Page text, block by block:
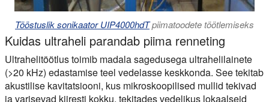
Tööstuslik sonikaator UIP4000hdTpiimatoodete töötlemiseks
Kuidas ultraheli parandab piima renneting
Ultrahelitöötlus toimib madala sagedusega ultrahelilainete
(>20 kHz) edastamise teel vedelasse keskkonda. See tekitab
akustilise kavitatsiooni, kus mikroskoopilised mullid tekivad
ja varisevad kiiresti kokku, tekitades vedelikus lokaalseid